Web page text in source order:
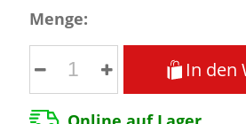
Menge:
In den